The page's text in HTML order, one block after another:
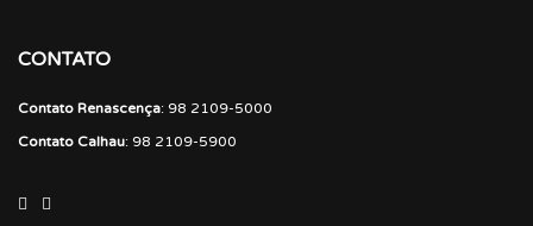
CONTATO
Contato Renascença: 98 2109-5000
Contato Calhau: 98 2109-5900